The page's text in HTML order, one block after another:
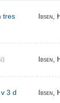
tres
Ibsen,
Ibsen,
3 d Ibsen,